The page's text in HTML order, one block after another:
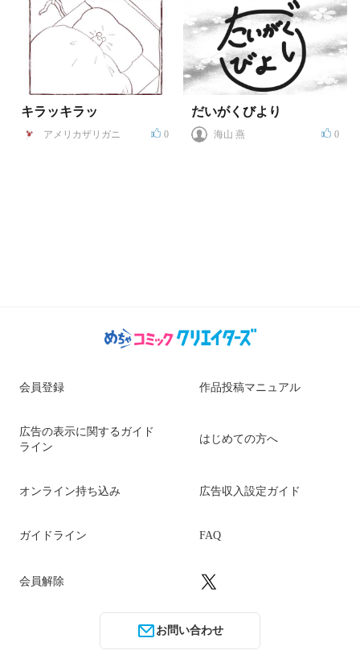
キラッキラッ
アメリカザリガニ 0
だいがくびより
海山 燕 0
会員登録 作品投稿マニュアル
広告の表示に関するガイド
ライン
はじめての方へ
オンライン持ち込み 広告収入設定ガイド
ガイドライン FAQ
会員解除
お問い合わせ